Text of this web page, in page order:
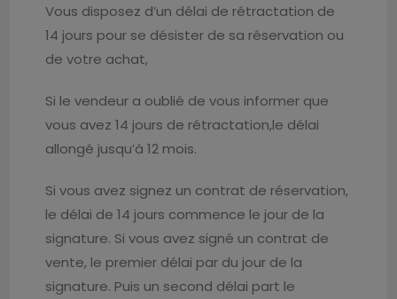
Vous disposez d’un délai de rétractation de
14 jours pour se désister de sa réservation ou
de votre achat,
Si le vendeur a oublié de vous informer que
vous avez 14 jours de rétractation,le délai
allongé jusqu’à 12 mois.
Si vous avez signez un contrat de réservation,
le délai de 14 jours commence le jour de la
signature. Si vous avez signé un contrat de
vente, le premier délai par du jour de la
signature. Puis un second délai part le